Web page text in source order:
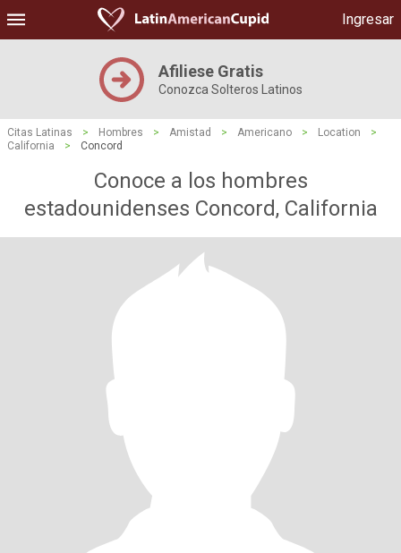
Ingresar
Afiliese Gratis
Conozca Solteros Latinos
Citas Latinas > Hombres > Amistad > Americano > Location
>
California
> Concord
Conoce a los hombres
estadounidenses Concord, California